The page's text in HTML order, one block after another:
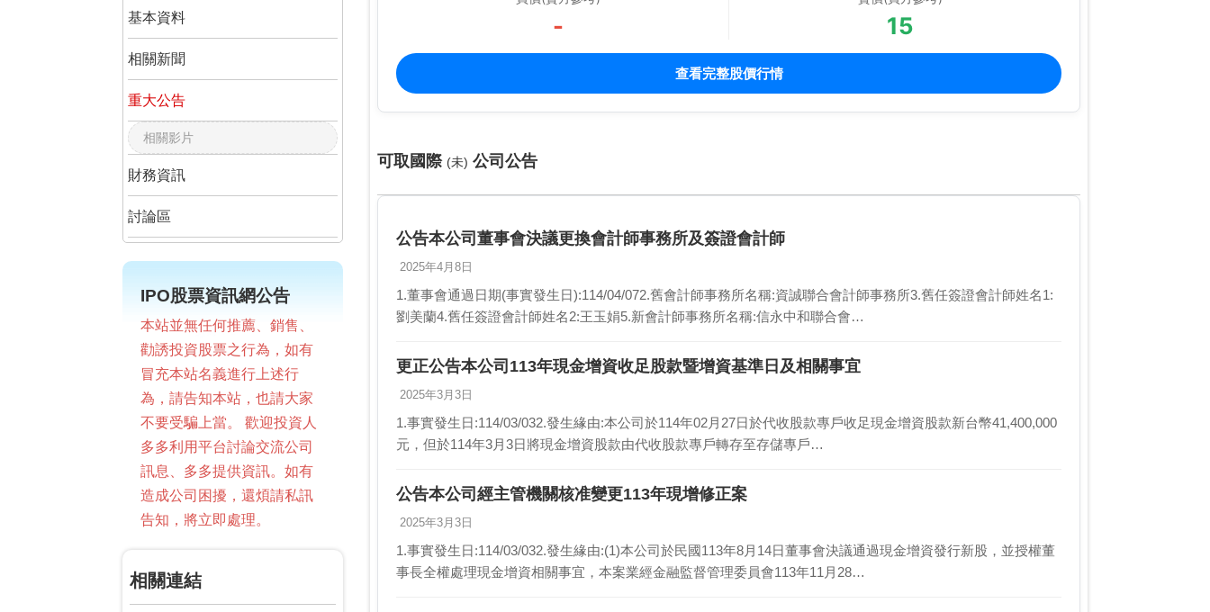
基本資料
相關新聞
重大公告
相關影片
財務資訊
討論區
IPO股票資訊網公告
本站並無任何推薦、銷售、
勸誘投資股票之行為，如有
冒充本站名義進行上述行
為，請告知本站，也請大家
不要受騙上當。 歡迎投資人
多多利用平台討論交流公司
訊息、多多提供資訊。如有
造成公司困擾，還煩請私訊
告知，將立即處理。
相關連結
- 15
查看完整股價行情
可取國際 (未) 公司公告
公告本公司董事會決議更換會計師事務所及簽證會計師
2025年4月8日
1.董事會通過日期(事實發生日):114/04/072.舊會計師事務所名稱:資誠聯合會計師事務所3.舊任簽證會計師姓名1:
劉美蘭4.舊任簽證會計師姓名2:王玉娟5.新會計師事務所名稱:信永中和聯合會…
更正公告本公司113年現金增資收足股款暨增資基準日及相關事宜
2025年3月3日
1.事實發生日:114/03/032.發生緣由:本公司於114年02月27日於代收股款專戶收足現金增資股款新台幣41,400,000
元，但於114年3月3日將現金增資股款由代收股款專戶轉存至存儲專戶…
公告本公司經主管機關核准變更113年現增修正案
2025年3月3日
1.事實發生日:114/03/032.發生緣由:(1)本公司於民國113年8月14日董事會決議通過現金增資發行新股，並授權董
事長全權處理現金增資相關事宜，本案業經金融監督管理委員會113年11月28…